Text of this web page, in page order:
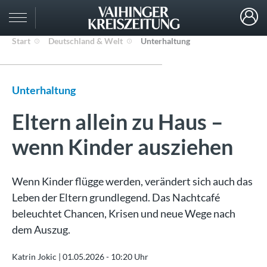
Start Deutschland & Welt Unterhaltung
Unterhaltung
Eltern allein zu Haus –
wenn Kinder ausziehen
Wenn Kinder flügge werden, verändert sich auch das
Leben der Eltern grundlegend. Das Nachtcafé
beleuchtet Chancen, Krisen und neue Wege nach
dem Auszug.
Katrin Jokic | 01.05.2026 - 10:20 Uhr